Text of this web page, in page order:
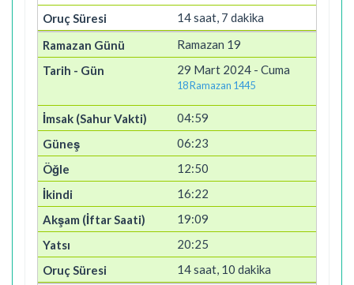
14 saat, 7 dakika
Ramazan 19
29 Mart 2024 - Cuma
18 Ramazan 1445
04:59
06:23
12:50
16:22
19:09
20:25
14 saat, 10 dakika